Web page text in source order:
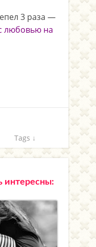
3 раза —
любовью на
Tags ↓
интересны: